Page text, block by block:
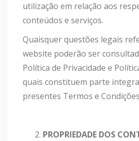
utilização em relação aos
conteúdos e serviços.
Quaisquer questões legais
website poderão ser
Política de Privacidade e
quais constituem parte
presentes Termos e
PROPRIEDADE DOS